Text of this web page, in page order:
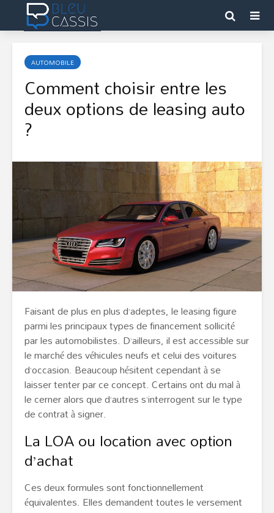
AUTOMOBILE
Comment choisir entre les
deux options de leasing auto
?
Faisant de plus en plus d’adeptes, le leasing figure
parmi les principaux types de financement sollicité
par les automobilistes. D’ailleurs, il est accessible sur
le marché des véhicules neufs et celui des voitures
d’occasion. Beaucoup hésitent cependant à se
laisser tenter par ce concept. Certains ont du mal à
le cerner alors que d’autres s’interrogent sur le type
de contrat à signer.
La LOA ou location avec option
d’achat
Ces deux formules sont fonctionnellement
équivalentes. Elles demandent toutes le versement